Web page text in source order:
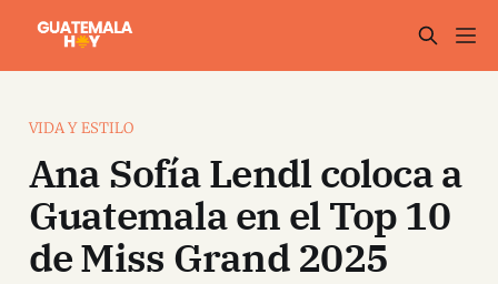
VIDA Y ESTILO
Ana Sofía Lendl coloca a
Guatemala en el Top 10
de Miss Grand 2025